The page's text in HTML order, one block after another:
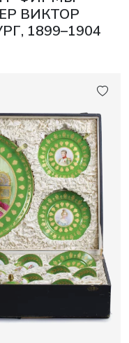
ВИКТОР
1899–1904